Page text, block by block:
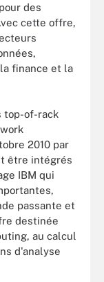
des
cette offre,
finance et la
top-of-rack
2010 par
être intégrés
IBM qui
passante et
destinée
au calcul
d'analyse